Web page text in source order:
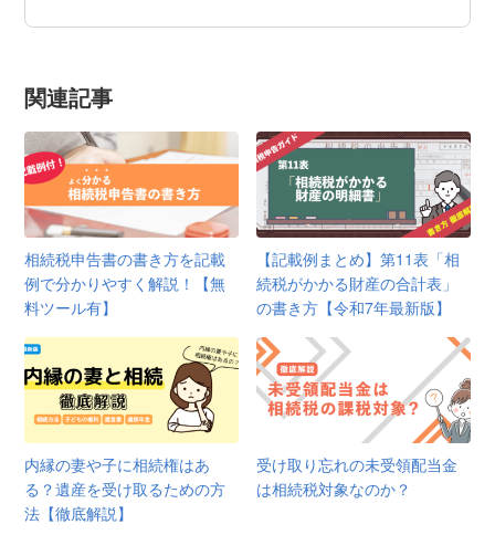
関連記事
相続税申告書の書き方を記載
例で分かりやすく解説！【無
料ツール有】
【記載例まとめ】第11表「相
続税がかかる財産の合計表」
の書き方【令和7年最新版】
内縁の妻や子に相続権はあ
る？遺産を受け取るための方
法【徹底解説】
受け取り忘れの未受領配当金
は相続税対象なのか？